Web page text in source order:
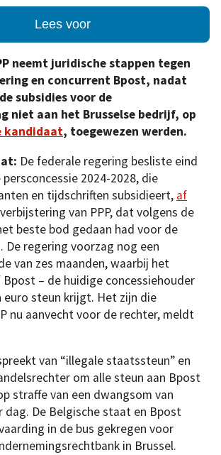
Lees voor
neemt juridische stappen tegen
en concurrent Bpost, nadat
subsidies voor de
niet aan het Brusselse bedrijf, op
kandidaat, toegewezen werden.
De federale regering besliste eind
2024-2028, die
en tijdschriften subsidieert, af
van PPP, dat volgens de
beste bod gedaan had voor de
De regering voorzag nog een
van zes maanden, waarbij het
– de huidige concessiehouder
euro steun krijgt. Het zijn die
nu aanvecht voor de rechter, meldt
van “illegale staatssteun” en
om alle steun aan Bpost
straffe van een dwangsom van
dag. De Belgische staat en Bpost
in de bus gekregen voor
in Brussel.